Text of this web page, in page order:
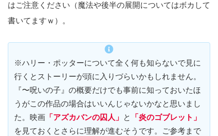
はご注意ください（魔法や後半の展開についてはボカして
書いてますｗ）。
※ハリー・ポッターについて全く何も知らないで見に
行くとストーリーが頭に入りづらいかもしれません。
『〜呪いの子』の概要だけでも事前に知っておいたほ
うがこの作品の場合はいいんじゃないかなと思いまし
た。映画 「アズカバンの囚人」 と
「炎のゴブレット」
を見ておくとさらに理解が進むそうです。ご参考まで